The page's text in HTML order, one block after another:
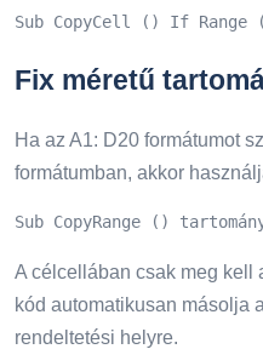
Sub CopyCell () If Range
Fix méretű
Ha az A1: D20 formátumot
formátumban, akkor
Sub CopyRange ()
A célcellában csak meg kell
kód automatikusan másolja
rendeltetési helyre.